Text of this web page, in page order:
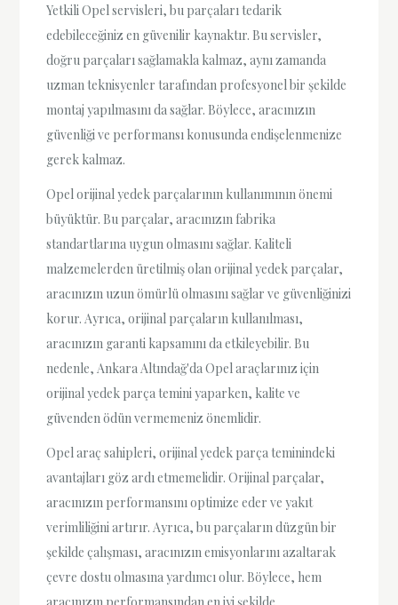
Yetkili Opel servisleri, bu parçaları tedarik
edebileceğiniz en güvenilir kaynaktır. Bu servisler,
doğru parçaları sağlamakla kalmaz, aynı zamanda
uzman teknisyenler tarafından profesyonel bir şekilde
montaj yapılmasını da sağlar. Böylece, aracınızın
güvenliği ve performansı konusunda endişelenmenize
gerek kalmaz.
Opel orijinal yedek parçalarının kullanımının önemi
büyüktür. Bu parçalar, aracınızın fabrika
standartlarına uygun olmasını sağlar. Kaliteli
malzemelerden üretilmiş olan orijinal yedek parçalar,
aracınızın uzun ömürlü olmasını sağlar ve güvenliğinizi
korur. Ayrıca, orijinal parçaların kullanılması,
aracınızın garanti kapsamını da etkileyebilir. Bu
nedenle, Ankara Altındağ'da Opel araçlarınız için
orijinal yedek parça temini yaparken, kalite ve
güvenden ödün vermemeniz önemlidir.
Opel araç sahipleri, orijinal yedek parça teminindeki
avantajları göz ardı etmemelidir. Orijinal parçalar,
aracınızın performansını optimize eder ve yakıt
verimliliğini artırır. Ayrıca, bu parçaların düzgün bir
şekilde çalışması, aracınızın emisyonlarını azaltarak
çevre dostu olmasına yardımcı olur. Böylece, hem